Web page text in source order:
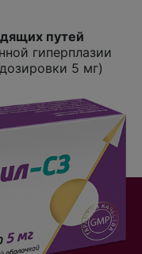
путей
гиперплазии
5 мг)